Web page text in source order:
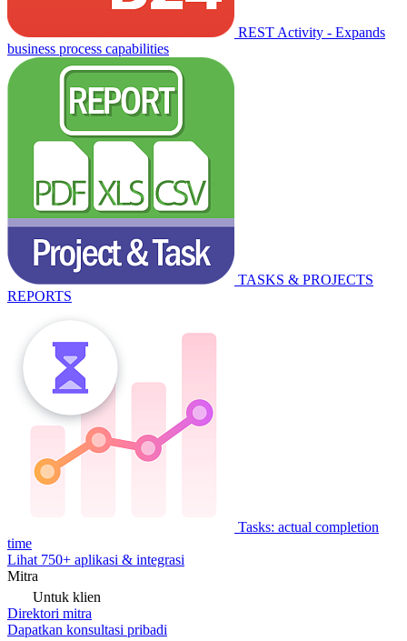
REST Activity - Expands
business process capabilities
TASKS & PROJECTS
REPORTS
Tasks: actual completion
time
Lihat 750+ aplikasi & integrasi
Mitra
Untuk klien
Direktori mitra
Dapatkan konsultasi pribadi